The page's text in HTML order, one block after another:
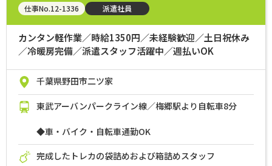
仕事No.12-1336 派遣社員
カンタン軽作業／時給1350円／未経験歓迎／土日祝休み
／冷暖房完備／派遣スタッフ活躍中／週払いOK
千葉県野田市二ツ家
東武アーバンパークライン線／梅郷駅より自転車8分
◆車・バイク・自転車通勤OK
完成したトレカの袋詰めおよび箱詰めスタッフ